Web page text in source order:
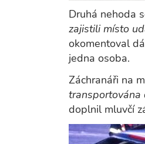
Druhá nehoda
zajistili místo
okomentoval
jedna osoba.
Záchranáři na
transportována
doplnil mluvčí